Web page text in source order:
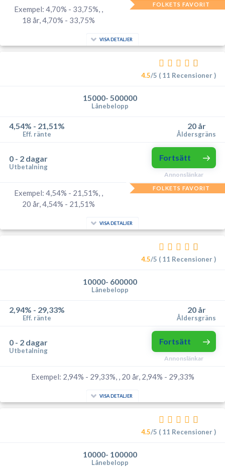
FOLKETS FAVORIT
Exempel: 4,70% - 33,75%, ,
18 år, 4,70% - 33,75%
VISA DETALJER
4.5/5 ( 11 Recensioner )
15000- 500000
Lånebelopp
4,54% - 21,51%
Eff. ränte
20 år
Åldersgräns
0 - 2 dagar
Utbetalning
Fortsätt
Annonslänkar
FOLKETS FAVORIT
Exempel: 4,54% - 21,51%, ,
20 år, 4,54% - 21,51%
VISA DETALJER
4.5/5 ( 11 Recensioner )
10000- 600000
Lånebelopp
2,94% - 29,33%
Eff. ränte
20 år
Åldersgräns
0 - 2 dagar
Utbetalning
Fortsätt
Annonslänkar
Exempel: 2,94% - 29,33%, , 20 år, 2,94% - 29,33%
VISA DETALJER
4.5/5 ( 11 Recensioner )
10000- 100000
Lånebelopp